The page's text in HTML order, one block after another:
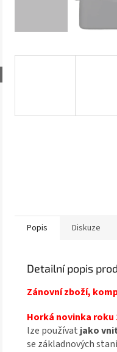
Popis Diskuze
Detailní popis
Zánovní zboží,
Horká novinka roku
lze používat jako
se základnových